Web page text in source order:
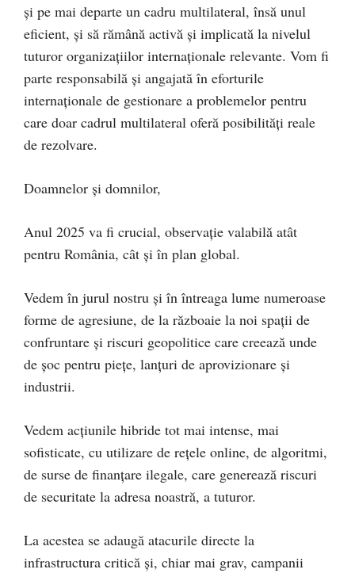
și pe mai departe un cadru multilateral, însă unul
eficient, și să rămână activă și implicată la nivelul
tuturor organizațiilor internaționale relevante. Vom fi
parte responsabilă și angajată în eforturile
internaționale de gestionare a problemelor pentru
care doar cadrul multilateral oferă posibilități reale
de rezolvare.
Doamnelor și domnilor,
Anul 2025 va fi crucial, observație valabilă atât
pentru România, cât și în plan global.
Vedem în jurul nostru și în întreaga lume numeroase
forme de agresiune, de la războaie la noi spații de
confruntare și riscuri geopolitice care creează unde
de șoc pentru piețe, lanțuri de aprovizionare și
industrii.
Vedem acțiunile hibride tot mai intense, mai
sofisticate, cu utilizare de rețele online, de algoritmi,
de surse de finanțare ilegale, care generează riscuri
de securitate la adresa noastră, a tuturor.
La acestea se adaugă atacurile directe la
infrastructura critică și, chiar mai grav, campanii